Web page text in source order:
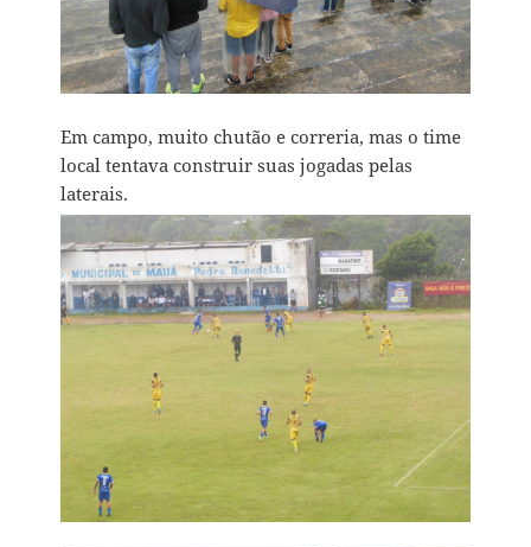
Em campo, muito chutão e correria, mas o time
local tentava construir suas jogadas pelas
laterais.